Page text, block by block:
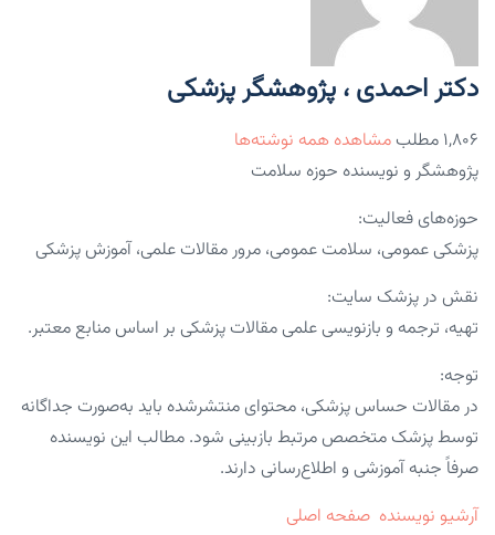
دکتر احمدی ، پژوهشگر پزشکی
۱,۸۰۶ مطلب
مشاهده همه نوشته‌ها
پژوهشگر و نویسنده حوزه سلامت
حوزه‌های فعالیت:
پزشکی عمومی، سلامت عمومی، مرور مقالات علمی، آموزش پزشکی
نقش در پزشک سایت:
تهیه، ترجمه و بازنویسی علمی مقالات پزشکی بر اساس منابع معتبر.
توجه:
در مقالات حساس پزشکی، محتوای منتشرشده باید به‌صورت جداگانه
توسط پزشک متخصص مرتبط بازبینی شود. مطالب این نویسنده
صرفاً جنبه آموزشی و اطلاع‌رسانی دارند.
آرشیو نویسنده صفحه اصلی